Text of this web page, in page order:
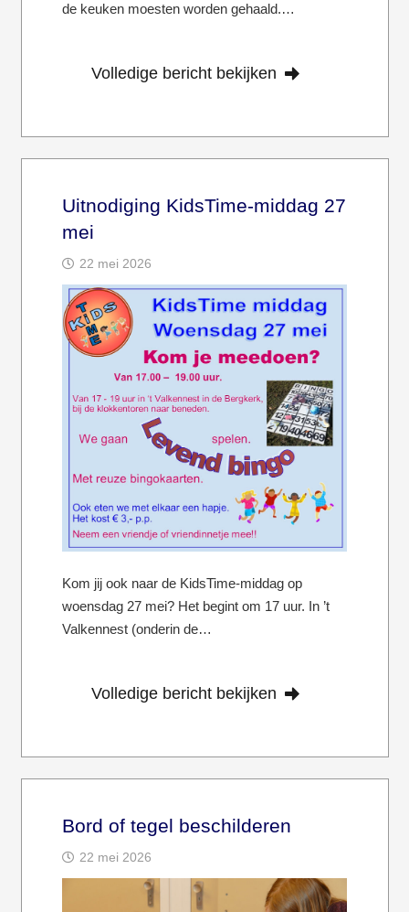
de keuken moesten worden gehaald.…
Volledige bericht bekijken
Uitnodiging KidsTime-middag 27
mei
22 mei 2026
Kom jij ook naar de KidsTime-middag op
woensdag 27 mei? Het begint om 17 uur. In ’t
Valkennest (onderin de…
Volledige bericht bekijken
Bord of tegel beschilderen
22 mei 2026